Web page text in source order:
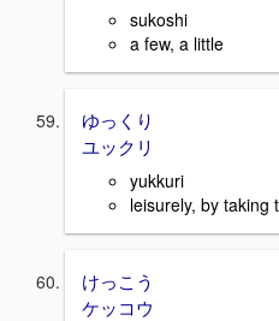
sukoshi
a few, a little
ゆっくり
ユックリ
yukkuri
leisurely, by taking
けっこう
ケッコウ